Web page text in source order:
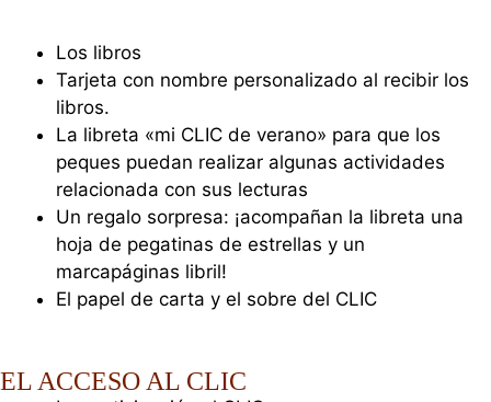
Los libros
Tarjeta con nombre personalizado al recibir los
libros.
La libreta «mi CLIC de verano» para que los
peques puedan realizar algunas actividades
relacionada con sus lecturas
Un regalo sorpresa: ¡acompañan la libreta una
hoja de pegatinas de estrellas y un
marcapáginas libril!
El papel de carta y el sobre del CLIC
EL ACCESO AL CLIC